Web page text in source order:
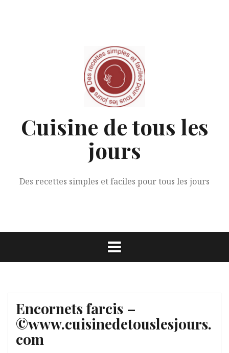
Cuisine de tous les
jours
Des recettes simples et faciles pour tous les jours
Encornets farcis –
©www.cuisinedetouslesjours.
com